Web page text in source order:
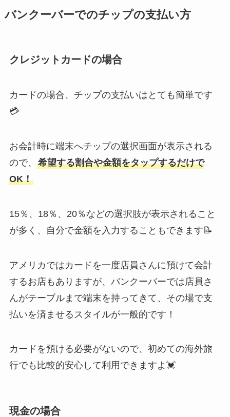
バンクーバーでのチップの支払い方
クレジットカードの場合
カードの場合、チップの支払いはとても簡単です
💳
お会計時に端末へチップの選択画面が表示される
ので、 希望する割合や金額をタップするだけで
OK！
15％、18％、20％などの選択肢が表示されること
が多く、自分で金額を入力することもできます📝
アメリカではカードを一度店員さんに預けて会計
するお店もありますが、バンクーバーでは店員さ
んがテーブルまで端末を持ってきて、その場で支
払いを済ませるスタイルが一般的です！
カードを預ける必要がないので、初めての海外旅
行でも比較的安心して利用できますよ💓
現金の場合